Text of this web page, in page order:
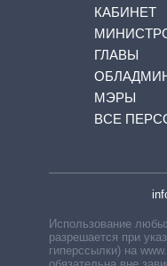
КАБИНЕТ
ГЛАВЫ
МЭРЫ
ВСЕ
Использование
разрешается при
гиперссылки) на